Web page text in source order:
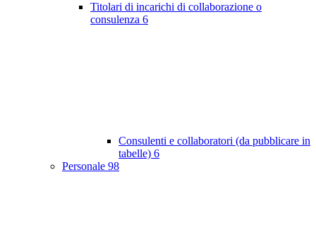
Titolari di incarichi di collaborazione o
consulenza 6
Consulenti e collaboratori (da pubblicare in
tabelle) 6
Personale 98